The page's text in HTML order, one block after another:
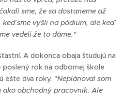
sme, že sa dostaneme až
sme vyšli na pódium, ale keď
vedeli že to dáme."
A dokonca obaja študujú na
rok na odbornej škole
ešte dva roky. "Neplánoval som
ako obchodný pracovník. Ale